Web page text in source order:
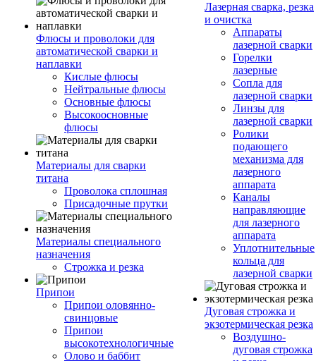
Флюсы и проволоки для
автоматической сварки и
наплавки
Кислые флюсы
Нейтральные флюсы
Основные флюсы
Высокоосновные
флюсы
Материалы для сварки
титана
Проволока сплошная
Присадочные прутки
Материалы специального
назначения
Строжка и резка
Припои
Припои оловянно-
свинцовые
Припои
высокотехнологичные
Олово и баббит
Лазерная сварка, резка
и очистка
Аппараты
лазерной сварки
Горелки
лазерные
Сопла для
лазерной сварки
Линзы для
лазерной сварки
Ролики
подающего
механизма для
лазерного
аппарата
Каналы
направляющие
для лазерного
аппарата
Уплотнительные
кольца для
лазерной сварки
Дуговая строжка и
экзотермическая резка
Воздушно-
дуговая строжка